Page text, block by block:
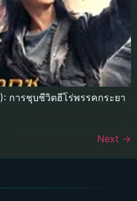
การชุบชีวิตฮีโร่พรรคกระยา
Next →